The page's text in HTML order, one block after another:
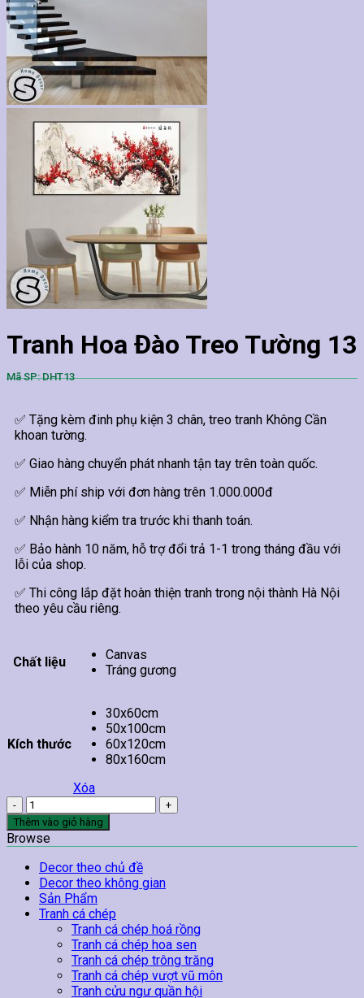
Tranh Hoa Đào Treo Tường 13
Mã SP: DHT13
✅ Tặng kèm đinh phụ kiện 3 chân, treo tranh Không Cần
khoan tường.
✅ Giao hàng chuyển phát nhanh tận tay trên toàn quốc.
✅ Miễn phí ship với đơn hàng trên 1.000.000đ
✅ Nhận hàng kiểm tra trước khi thanh toán.
✅ Bảo hành 10 năm, hỗ trợ đổi trả 1-1 trong tháng đầu với
lỗi của shop.
✅ Thi công lắp đặt hoàn thiện tranh trong nội thành Hà Nội
theo yêu cầu riêng.
Chất liệu
Canvas
Tráng gương
Kích thước
30x60cm
50x100cm
60x120cm
80x160cm
Xóa
Tranh
Hoa
Đào
Treo
Tường
13
số
lượng
Thêm vào giỏ hàng
Browse
Decor theo chủ đề
Decor theo không gian
Sản Phẩm
Tranh cá chép
Tranh cá chép hoá rồng
Tranh cá chép hoa sen
Tranh cá chép trông trăng
Tranh cá chép vượt vũ môn
Tranh cửu ngư quần hội